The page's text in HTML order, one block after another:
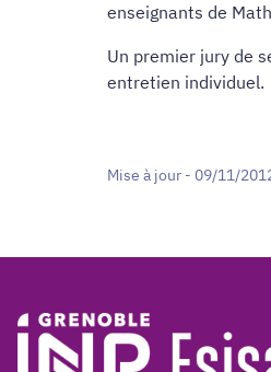
enseignants de
Un premier jury de
entretien individuel.
Mise à jour - 09/11/